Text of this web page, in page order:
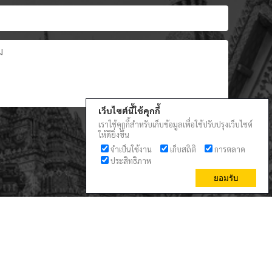
ส่งข้อความ
เว็บไซต์นี้ใช้คุกกี้
เราใช้คุกกี้สำหรับเก็บข้อมูลเพื่อใช้ปรับปรุงเว็บไซต์
ให้ดียิ่งขึ้น
จำเป็นใช้งาน
เก็บสถิติ
การตลาด
ประสิทธิภาพ
ยอมรับ